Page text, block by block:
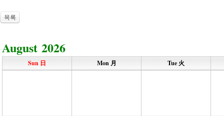
목록
August 2026
Sun 日 Mon 月 Tue 火